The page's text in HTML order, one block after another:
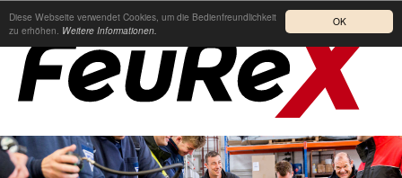
OK
Diese Webseite verwendet Cookies, um die Bedienfreundlichkeit
zu erhöhen. Weitere Informationen.